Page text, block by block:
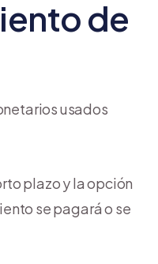
de
usados
plazo y la opción
se pagará o se